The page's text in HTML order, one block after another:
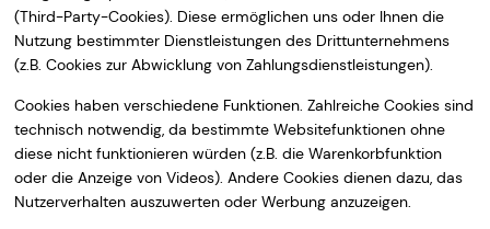
(Third-Party-Cookies). Diese ermöglichen uns oder Ihnen die
Nutzung bestimmter Dienstleistungen des Drittunternehmens
(z.B. Cookies zur Abwicklung von Zahlungsdienstleistungen).
Cookies haben verschiedene Funktionen. Zahlreiche Cookies sind
technisch notwendig, da bestimmte Websitefunktionen ohne
diese nicht funktionieren würden (z.B. die Warenkorbfunktion
oder die Anzeige von Videos). Andere Cookies dienen dazu, das
Nutzerverhalten auszuwerten oder Werbung anzuzeigen.